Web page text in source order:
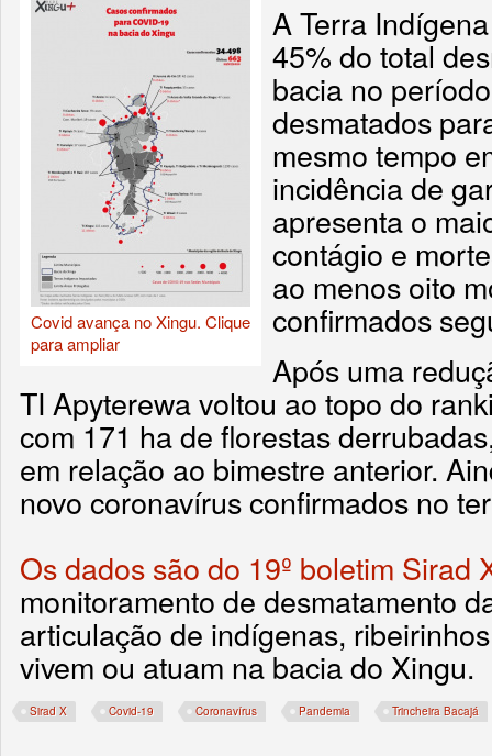
Covid avança no Xingu. Clique
para ampliar
A Terra
45% do total
bacia no
desmatados
mesmo tempo
incidência de
apresenta o
contágio e
ao menos oito
confirmados
Após uma
TI Apyterewa voltou ao topo do
com 171 ha de florestas
em relação ao bimestre anterior.
novo coronavírus confirmados no
Os dados são do 19º boletim Sirad
monitoramento de desmatamento
articulação de indígenas,
vivem ou atuam na bacia do Xingu.
Sirad X Covid-19 Coronavírus Pandemia Trincheira Bacajá